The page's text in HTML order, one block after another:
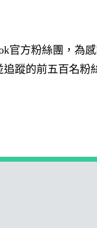
官方粉絲團，為
蹤的前五百名粉